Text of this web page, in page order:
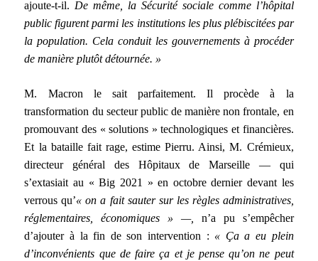
ajoute-t-il. De même, la Sécurité sociale comme l’hôpital
public figurent parmi les institutions les plus plébiscitées par
la population. Cela conduit les gouvernements à procéder
de manière plutôt détournée. »
M. Macron le sait parfaitement. Il procède à la
transformation du secteur public de manière non frontale, en
promouvant des « solutions » technologiques et financières.
Et la bataille fait rage, estime Pierru. Ainsi, M. Crémieux,
directeur général des Hôpitaux de Marseille — qui
s’extasiait au « Big 2021 » en octobre dernier devant les
verrous qu’« on a fait sauter sur les règles administratives,
réglementaires, économiques » —, n’a pu s’empêcher
d’ajouter à la fin de son intervention : « Ça a eu plein
d’inconvénients que de faire ça et je pense qu’on ne peut